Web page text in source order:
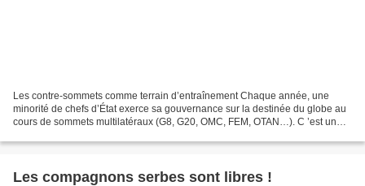
Les contre-sommets comme terrain d’entraînement Chaque année, une
minorité de chefs d’État exerce sa gouvernance sur la destinée du globe au
cours de sommets multilatéraux (G8, G20, OMC, FEM, OTAN…). C ’est un
Les compagnons serbes sont libres !